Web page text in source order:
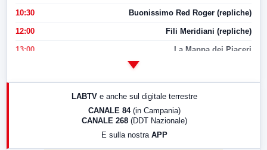
10:30 Buonissimo Red Roger (repliche)
12:00 Fili Meridiani (repliche)
13:00 La Mappa dei Piaceri
LABTV e anche sul digitale terrestre
CANALE 84 (in Campania)
CANALE 268 (DDT Nazionale)
E sulla nostra APP